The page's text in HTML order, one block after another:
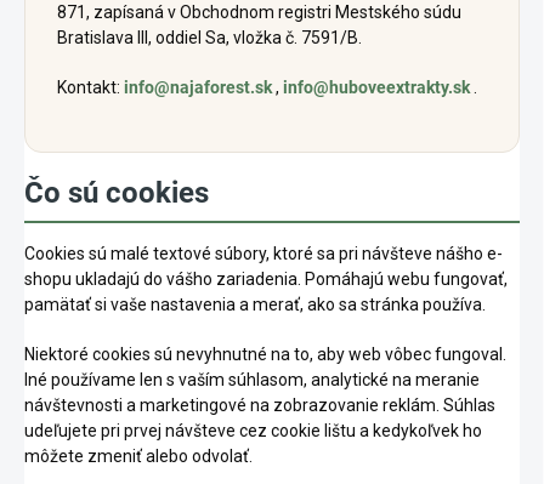
871, zapísaná v Obchodnom registri Mestského súdu
Bratislava III, oddiel Sa, vložka č. 7591/B.
Kontakt: info@najaforest.sk, info@huboveextrakty.sk
Čo sú cookies
Cookies sú malé textové súbory, ktoré sa pri návšteve nášho e-
shopu ukladajú do vášho zariadenia. Pomáhajú webu fungovať,
pamätať si vaše nastavenia a merať, ako sa stránka používa.
Niektoré cookies sú nevyhnutné na to, aby web vôbec fungoval.
Iné používame len s vaším súhlasom, analytické na meranie
návštevnosti a marketingové na zobrazovanie reklám. Súhlas
udeľujete pri prvej návšteve cez cookie lištu a kedykoľvek ho
môžete zmeniť alebo odvolať.